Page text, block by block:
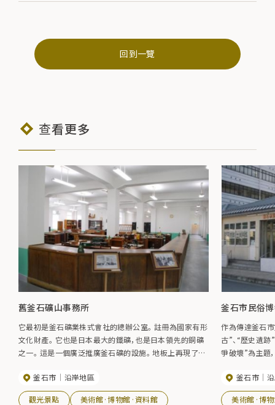
回到一覽
查看更多
舊釜石礦山事務所
它最初是釜石礦業株式會社的總辦公室。 註冊為國家有形
文化財產。 它也是日本最大的鐵礦，也是日本領先的銅礦
之一。 這是一個廣泛推廣釜石礦的設施。 地板上再現了釜
史和地質學的理想場所。
釜石市 沿岸地區
觀光景點 美術館·博物館·資料館
釜石市民俗
作為傳達釜石
古”、“歷史遺跡
爭破壞”為主題
釜石市
美術館·博